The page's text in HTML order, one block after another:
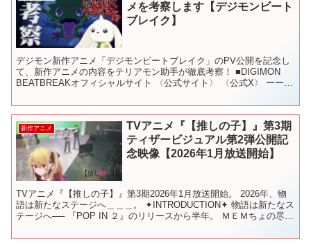
メを考察します【デジモンビート
ブレイク】
デジモン新作アニメ「デジモンビートブレイク」のPV公開を記念し
て、新作アニメの内容をテリアモン助手が徹底考察！ ■DIGIMON
BEATBREAKオフィシャルサイト 〈公式サイト〉 〈公式X〉 ーーー
新作アニメ
TVアニメ『【推しの子】』第3期
ティザービジュアル第2弾公開記
念映像【2026年1月放送開始】
TVアニメ『【推しの子】』第3期2026年1月放送開始。 2026年、物
語は新たなステージへ＿＿＿。 ✦INTRODUCTION✦ 物語は新たなス
テージへ── 『POP IN ２』のリリースから半年。 ＭＥＭちょの尽力